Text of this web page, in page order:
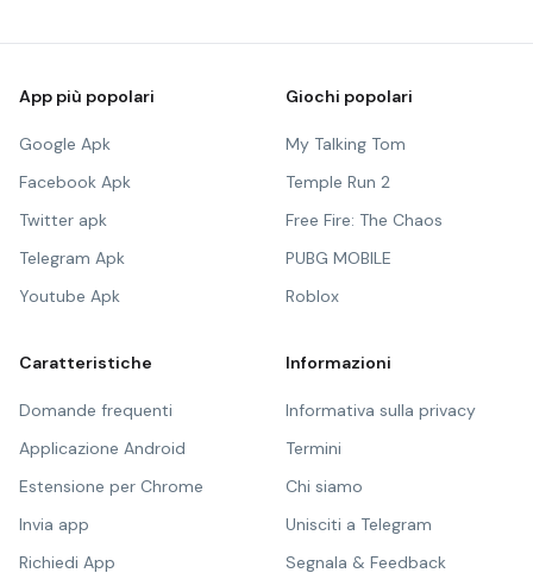
App più popolari
Google Apk
Facebook Apk
Twitter apk
Telegram Apk
Youtube Apk
Giochi popolari
My Talking Tom
Temple Run 2
Free Fire: The Chaos
PUBG MOBILE
Roblox
Caratteristiche
Domande frequenti
Applicazione Android
Estensione per Chrome
Invia app
Richiedi App
Informazioni
Informativa sulla privacy
Termini
Chi siamo
Unisciti a Telegram
Segnala & Feedback